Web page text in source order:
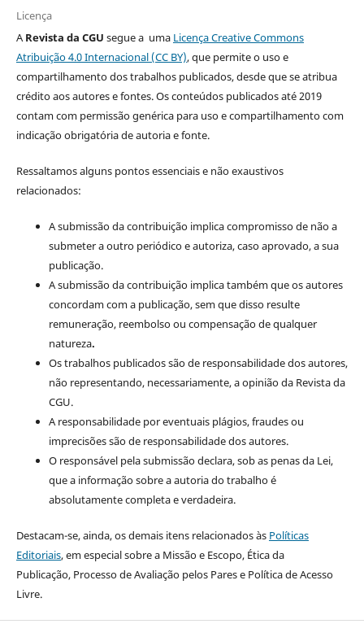
Licença
ARevista da CGU segue a uma Licença Creative Commons
Atribuição 4.0 Internacional (CC BY), que permite o uso e
compartilhamento dos trabalhos publicados, desde que se atribua
crédito aos autores e fontes. Os conteúdos publicados até 2019
contam com permissão genérica para uso e compartilhamento com
indicação obrigatória de autoria e fonte.
Ressaltamos alguns pontos essenciais e não exaustivos
relacionados:
A submissão da contribuição implica compromisso de não a
submeter a outro periódico e autoriza, caso aprovado, a sua
publicação.
A submissão da contribuição implica também que os autores
concordam com a publicação, sem que disso resulte
remuneração, reembolso ou compensação de qualquer
natureza.
Os trabalhos publicados são de responsabilidade dos autores,
não representando, necessariamente, a opinião da Revista da
CGU.
A responsabilidade por eventuais plágios, fraudes ou
imprecisões são de responsabilidade dos autores.
O responsável pela submissão declara, sob as penas da Lei,
que a informação sobre a autoria do trabalho é
absolutamente completa e verdadeira.
Destacam-se, ainda, os demais itens relacionados às Políticas
Editoriais, em especial sobre a Missão e Escopo, Ética da
Publicação, Processo de Avaliação pelos Pares e Política de Acesso
Livre.